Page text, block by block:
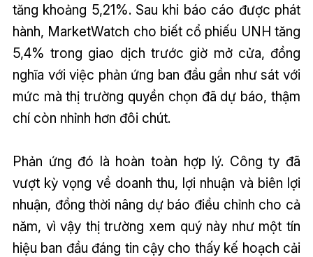
tăng khoảng 5,21%. Sau khi báo cáo được phát
hành, MarketWatch cho biết cổ phiếu UNH tăng
5,4% trong giao dịch trước giờ mở cửa, đồng
nghĩa với việc phản ứng ban đầu gần như sát với
mức mà thị trường quyền chọn đã dự báo, thậm
chí còn nhỉnh hơn đôi chút.
Phản ứng đó là hoàn toàn hợp lý. Công ty đã
vượt kỳ vọng về doanh thu, lợi nhuận và biên lợi
nhuận, đồng thời nâng dự báo điều chỉnh cho cả
năm, vì vậy thị trường xem quý này như một tín
hiệu ban đầu đáng tin cậy cho thấy kế hoạch cải